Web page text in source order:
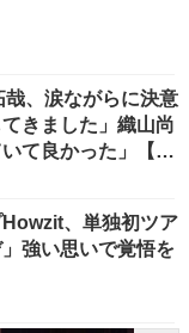
、涙ながらに決意
きました」織山尚
て良かった」【挨
2026 NICE TO
、単独初ツア
強い思いで覚悟を